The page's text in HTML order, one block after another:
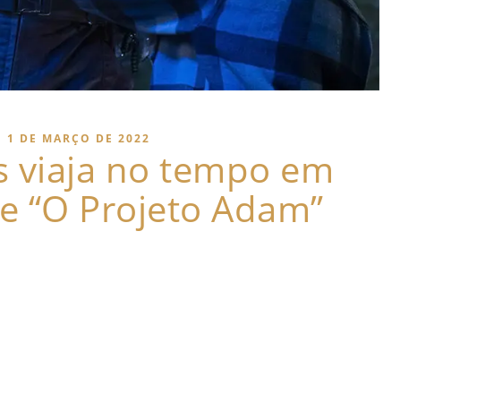
1 DE MARÇO DE 2022
viaja no tempo em
“O Projeto Adam”